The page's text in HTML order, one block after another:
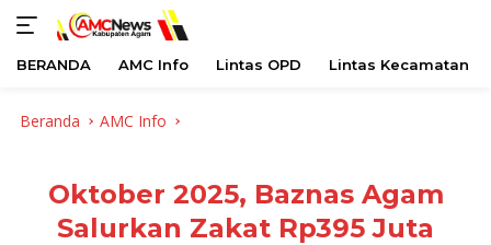
BERANDA AMC Info Lintas OPD Lintas Kecamatan
Beranda AMC Info
Oktober 2025, Baznas Agam
Salurkan Zakat Rp395 Juta